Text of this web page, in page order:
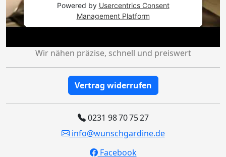
Powered by Usercentrics Consent
Management Platform
Wir nähen präzise, schnell und preiswert
Vertrag widerrufen
0231 98 70 75 27
info@wunschgardine.de
Facebook